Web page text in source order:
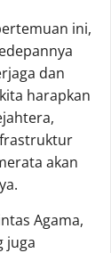
ini,
dan
harapkan
akan
Agama,
juga